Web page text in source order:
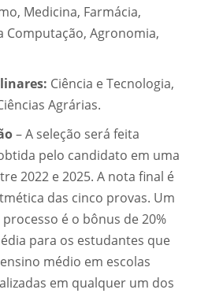
Medicina, Farmácia,
Computação, Agronomia,
Ciência e Tecnologia,
Agrárias.
– A seleção será feita
pelo candidato em uma
2022 e 2025. A nota final é
das cinco provas. Um
é o bônus de 20%
para os estudantes que
médio em escolas
em qualquer um dos